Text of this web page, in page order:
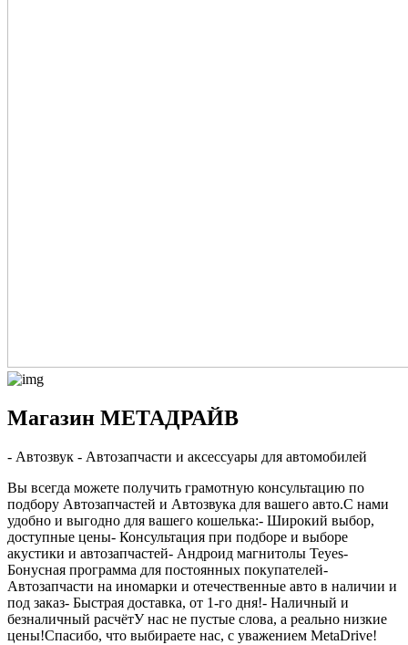
Магазин МЕТАДРАЙВ
- Автозвук - Автозапчасти и аксессуары для автомобилей
Вы всегда можете получить грамотную консультацию по
подбору Автозапчастей и Автозвука для вашего авто.С нами
удобно и выгодно для вашего кошелька:- Широкий выбор,
доступные цены- Консультация при подборе и выборе
акустики и автозапчастей- Андроид магнитолы Teyes-
Бонусная программа для постоянных покупателей-
Автозапчасти на иномарки и отечественные авто в наличии и
под заказ- Быстрая доставка, от 1-го дня!- Наличный и
безналичный расчётУ нас не пустые слова, а реально низкие
цены!Спасибо, что выбираете нас, с уважением MetaDrive!